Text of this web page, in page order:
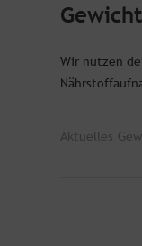
Wir nutzen
Aktuelles